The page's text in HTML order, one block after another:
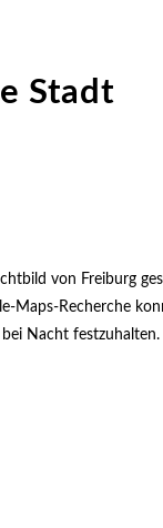
Stadt
von Freiburg
Maps-Recherche
Nacht festzuhalten.